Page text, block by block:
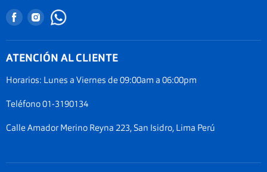
Nuestro blog
Documentos Electronicos Topsa Peru S.A.C
Promociones
Políticas de Envío
Política de privacidad
Legal de cookies
Encuéntranos
Encuéntranos
ATENCIÓN AL CLIENTE
Horarios: Lunes a Viernes de 09:00am a 06:00pm
Teléfono 01-3190134
Calle Amador Merino Reyna 223, San Isidro, Lima Perú